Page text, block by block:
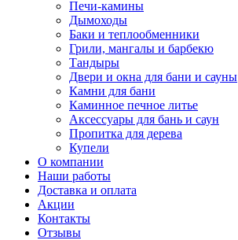
Печи-камины
Дымоходы
Баки и теплообменники
Грили, мангалы и барбекю
Тандыры
Двери и окна для бани и сауны
Камни для бани
Каминное печное литье
Аксессуары для бань и саун
Пропитка для дерева
Купели
О компании
Наши работы
Доставка и оплата
Акции
Контакты
Отзывы